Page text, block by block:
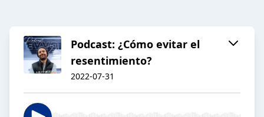
Podcast: ¿Cómo evitar el
resentimiento?
2022-07-31